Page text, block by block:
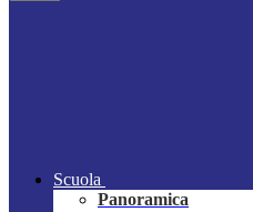
Scuola
Panoramica